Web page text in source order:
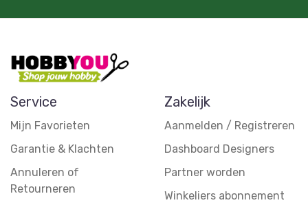
Service
Mijn Favorieten
Garantie & Klachten
Annuleren of
Retourneren
Zakelijk
Aanmelden / Registreren
Dashboard Designers
Partner worden
Winkeliers abonnement